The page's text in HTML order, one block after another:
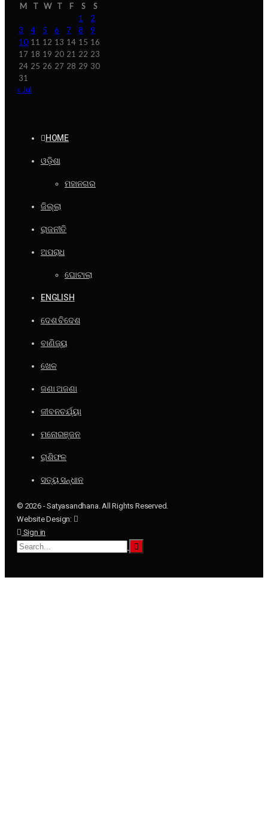
M T W T F S
S
1
2
3
4 5 6 7 8
9
10 11 12 13 14 15 16
17 18 19 20 21 22 23
24 25 26 27 28 29 30
31
« Jul
HOME
ଓଡ଼ିଶା
ମହାନଗର
ଜିଲ୍ଲା
ରାଜନୀତି
ଅପରାଧ
ଘୋଟାଲା
ENGLISH
ଦେଶ ବିଦେଶ
ବାଣିଜ୍ୟ
ଖେଳ
ଜଣା ଅଜଣା
ଜୀବନଚର୍ଯ୍ୟା
ମନୋରଞ୍ଜନ
ରାଶିଫଳ
ସତ୍ୟ ସନ୍ଧାନ
© 2026 - Satyasandhana. All Rights Reserved.
Website Design:
Sign in